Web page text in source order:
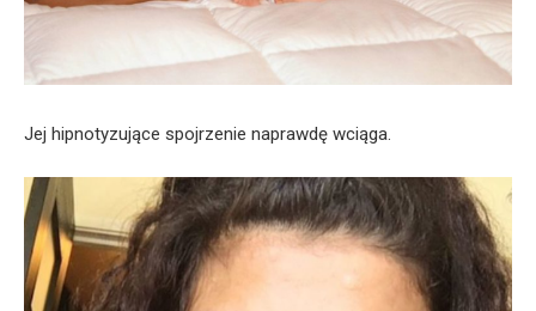
Jej hipnotyzujące spojrzenie naprawdę wciąga.